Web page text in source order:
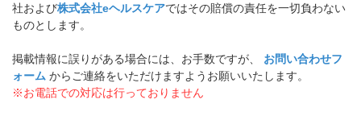
社および株式会社eヘルスケアではその賠償の責任を一切負わない
ものとします。
掲載情報に誤りがある場合には、お手数ですが、 お問い合わせフ
ォーム からご連絡をいただけますようお願いいたします。
※お電話での対応は行っておりません